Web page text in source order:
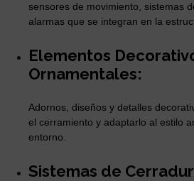
sensores de movimiento, sistemas
alarmas que se integran en la
Elementos
Ornamentales:
Adornos, diseños y detalles
el cerramiento y adaptarlo al estilo
entorno.
Sistemas de